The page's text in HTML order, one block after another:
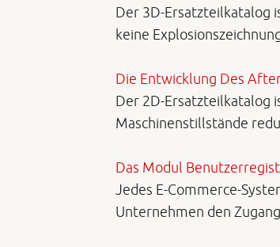
Der 3D-Ersatzteilkatalog
keine
Die Entwicklung Des
Der 2D-Ersatzteilkatalog
Maschinenstillstände
Das Modul
Jedes E-Commerce-
Unternehmen den